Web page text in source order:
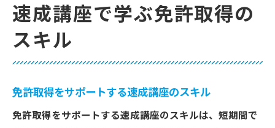
速成講座で学ぶ免許取得の
スキル
免許取得をサポートする速成講座のスキル
免許取得をサポートする速成講座のスキルは、短期間で